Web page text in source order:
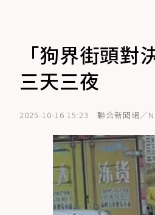
「狗界街頭
三天三夜
2025-10-16 15:23 聯合新聞網／